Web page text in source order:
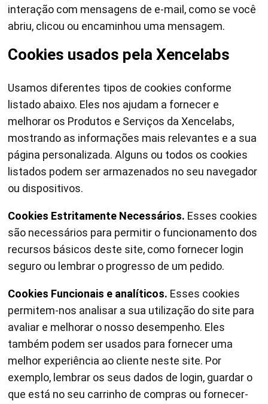
interação com mensagens de e-mail, como se você
abriu, clicou ou encaminhou uma mensagem.
Cookies usados pela Xencelabs
Usamos diferentes tipos de cookies conforme
listado abaixo. Eles nos ajudam a fornecer e
melhorar os Produtos e Serviços da Xencelabs,
mostrando as informações mais relevantes e a sua
página personalizada. Alguns ou todos os cookies
listados podem ser armazenados no seu navegador
ou dispositivos.
Cookies Estritamente Necessários. Esses cookies
são necessários para permitir o funcionamento dos
recursos básicos deste site, como fornecer login
seguro ou lembrar o progresso de um pedido.
Cookies Funcionais e analíticos. Esses cookies
permitem-nos analisar a sua utilização do site para
avaliar e melhorar o nosso desempenho. Eles
também podem ser usados para fornecer uma
melhor experiência ao cliente neste site. Por
exemplo, lembrar os seus dados de login, guardar o
que está no seu carrinho de compras ou fornecer-